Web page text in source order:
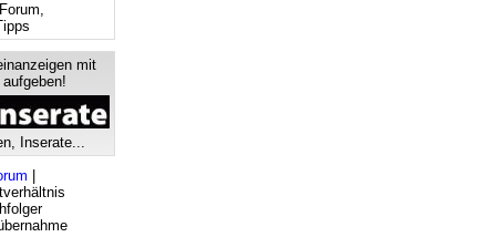
mit
Inserate...